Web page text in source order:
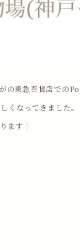
の東急百貨店での
くなってきました
ます！